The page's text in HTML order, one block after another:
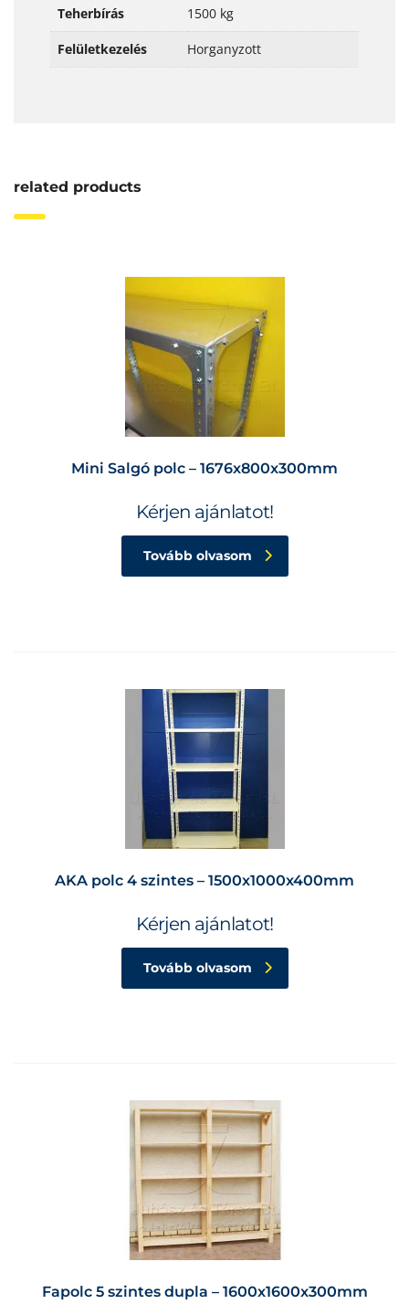
Teherbírás 1500 kg
Felületkezelés Horganyzott
related products
Mini Salgó polc – 1676x800x300mm
Kérjen ajánlatot!
Tovább olvasom
AKA polc 4 szintes – 1500x1000x400mm
Kérjen ajánlatot!
Tovább olvasom
Fapolc 5 szintes dupla – 1600x1600x300mm